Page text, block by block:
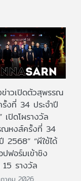
ข่าวเปิดตัวสุพรรณ
งที่ 34 ประจำปี
เปิดโผรางวัล
ณหงส์ครั้งที่ 34
2568” “ผีใช้ได้
ปฟอร์มเข้าชิง
รางวัล
าคม 2026